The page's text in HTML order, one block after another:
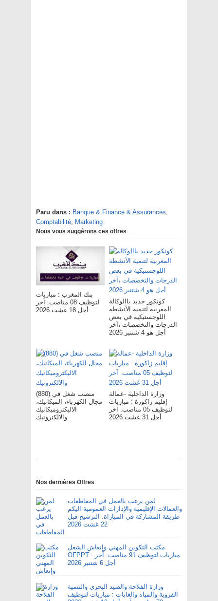
Paru dans : Banque & Finance & Assurances,
Comptabilité, Marketing
Nous vous suggérons ces offres
بنك المغرب : مباريات
لتوظيف 08 مناصب. آخر
أجل 18 غشت 2026
كونكور جديد باالوكالة
المغربية لتنمية الأنشطة
اللوجستيكية في بعض
الدرجات والتخصصات ،آخر
أجل هو 4 شتنبر 2026
(880) منصب شغل في
مجال الكهرباء، الميكانيك،
الاليكتروميكانيك
والالكترونيك
وزارة الداخلية -عمالة
إقليم زاكورة : مباريات
لتوظيف 05 مناصب. آخر
أجل 31 غشت 2026
Nos dernières Offres
لمن يرغب بالعمل في المقاطعات
والعمالات الإقليمية والإدارات العمومية اليكم
طريقة المشاركة في المباراة. الترشيح قبل
22 غشت 2026
مكتب التكوين المهني وإنعاش الشغل
OFPPT : مباريات لتوظيف 91 مناصب. آخر
أجل 6 شتنبر 2026
وزارة الفلاحة والصيد البحري والتنمية
القروية والمياه والغابات : مباريات لتوظيف